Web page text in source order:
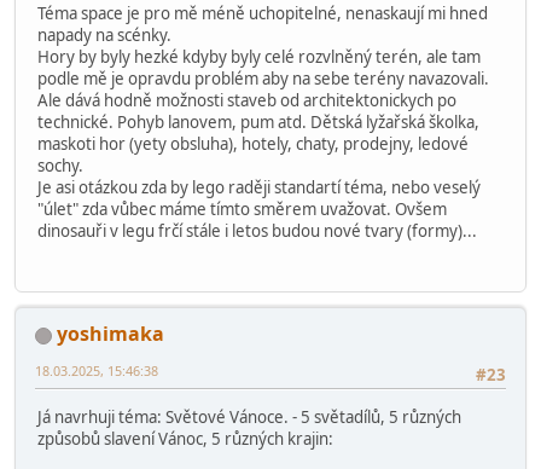
Téma space je pro mě méně uchopitelné, nenaskaují mi hned
napady na scénky.
Hory by byly hezké kdyby byly celé rozvlněný terén, ale tam
podle mě je opravdu problém aby na sebe terény navazovali.
Ale dává hodně možnosti staveb od architektonickych po
technické. Pohyb lanovem, pum atd. Dětská lyžařská školka,
maskoti hor (yety obsluha), hotely, chaty, prodejny, ledové
sochy.
Je asi otázkou zda by lego raději standartí téma, nebo veselý
"úlet" zda vůbec máme tímto směrem uvažovat. Ovšem
dinosauři v legu frčí stále i letos budou nové tvary (formy)...
yoshimaka
#23
18.03.2025, 15:46:38
Já navrhuji téma: Světové Vánoce. - 5 světadílů, 5 různých
způsobů slavení Vánoc, 5 různých krajin: